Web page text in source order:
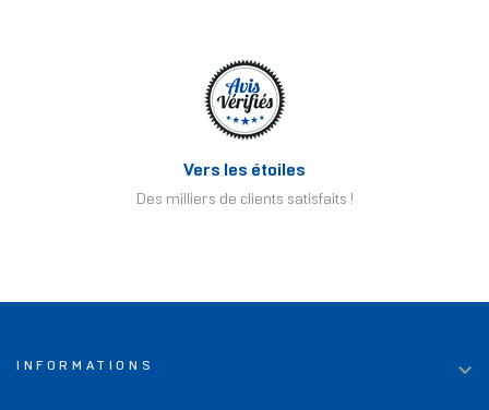
Vers les étoiles
Des milliers de clients satisfaits !
INFORMATIONS 